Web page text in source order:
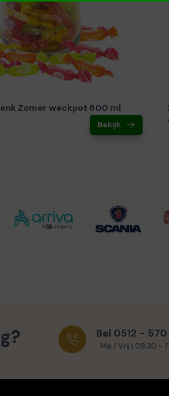
Zomer weckpot 800 ml
Bekijk
Bel 0512 -
Ma / Vrij | 08:30 -